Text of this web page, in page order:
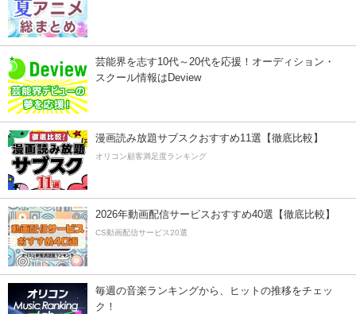
芸能界を志す10代～20代を応援！オーディション・
スクール情報はDeview
漫画読み放題サブスクおすすめ11選【徹底比較】
オリコン顧客満足度ランキング
2026年動画配信サービスおすすめ40選【徹底比較】
CS動画配信サービス20選
毎週の音楽ランキングから、ヒットの推移をチェッ
ク！